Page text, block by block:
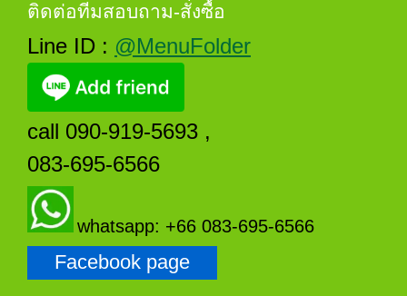
ติดต่อทีมสอบถาม-สั่งซื้อ
Line ID : @MenuFolder
call 090-919-5693 ,
083-695-6566
whatsapp: +66 083-695-6566
Facebook page